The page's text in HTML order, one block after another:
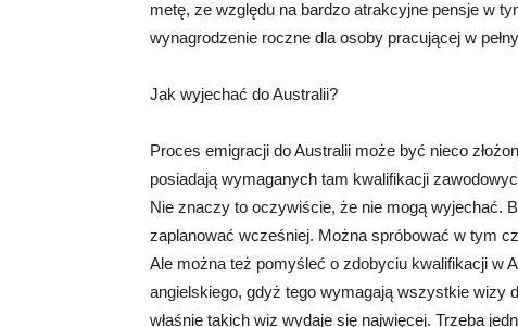
metę, ze względu na bardzo atrakcyjne pensje w
wynagrodzenie roczne dla osoby pracującej w
Jak wyjechać do Australii?
Proces emigracji do Australii może być nieco
posiadają wymaganych tam kwalifikacji
Nie znaczy to oczywiście, że nie mogą wyjechać.
zaplanować wcześniej. Można spróbować w tym
Ale można też pomyśleć o zdobyciu kwalifikacji w
angielskiego, gdyż tego wymagają wszystkie wizy
właśnie takich wiz wydaje się najwięcej. Trzeba